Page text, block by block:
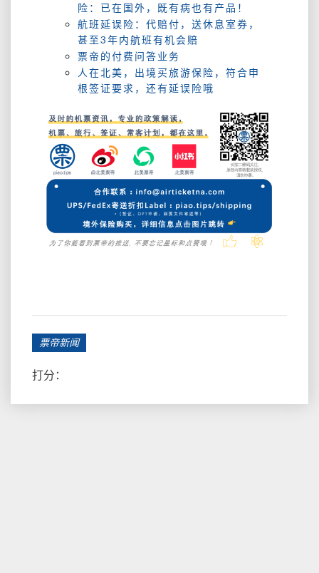
险：已在国外，既有病也有产品！
航班延误险：代赔付，送休息室券，
甚至3年内航班有机会赔
票帝的付费问答业务
人在北美，出境买旅游保险，符合申
根签证要求，还有延误险哦
票帝新闻
打分：